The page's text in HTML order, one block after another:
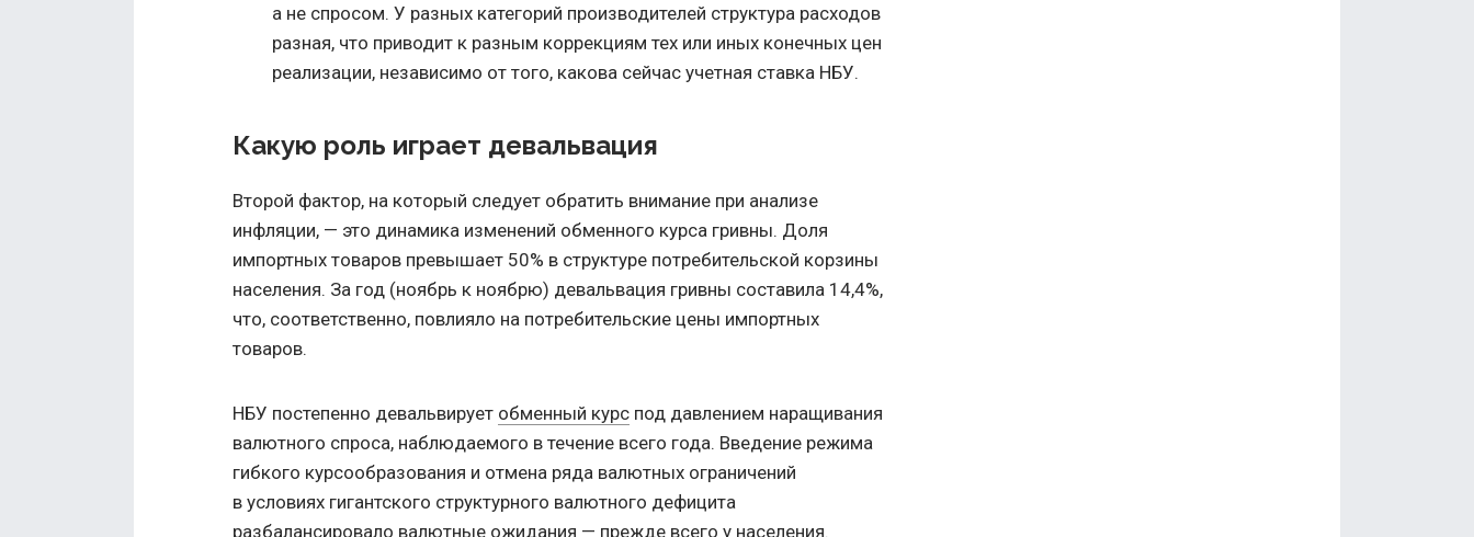
а не спросом. У разных категорий производителей структура расходов
разная, что приводит к разным коррекциям тех или иных конечных цен
реализации, независимо от того, какова сейчас учетная ставка НБУ.
Какую роль играет девальвация
Второй фактор, на который следует обратить внимание при анализе
инфляции, — это динамика изменений обменного курса гривны. Доля
импортных товаров превышает 50% в структуре потребительской корзины
населения. За год (ноябрь к ноябрю) девальвация гривны составила 14,4%,
что, соответственно, повлияло на потребительские цены импортных
товаров.
НБУ постепенно девальвирует обменный курс под давлением наращивания
валютного спроса, наблюдаемого в течение всего года. Введение режима
гибкого курсообразования и отмена ряда валютных ограничений
в условиях гигантского структурного валютного дефицита
разбалансировало валютные ожидания — прежде всего у населения.